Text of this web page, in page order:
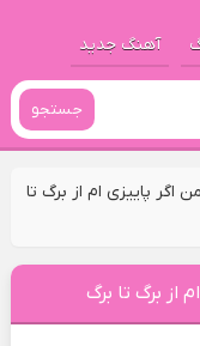
آهنگ جدید
جستجو
اگر پاییزی ام از برگ تا
از برگ تا برگ